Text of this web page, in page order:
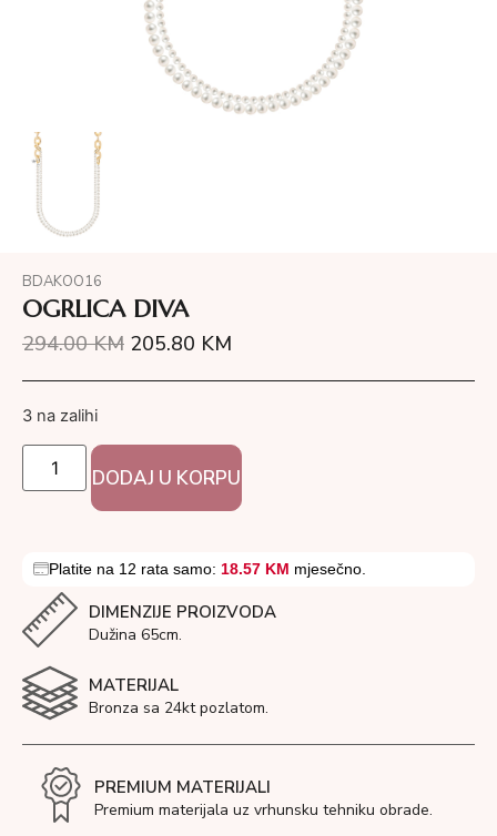
BDAKOO16
OGRLICA DIVA
294.00KM 205.80 KM
3 na zalihi
DODAJ U KORPU
Platite na 12 rata samo: 18.57 KM mjesečno.
DIMENZIJE PROIZVODA
Dužina 65cm.
MATERIJAL
Bronza sa 24kt pozlatom.
PREMIUM MATERIJALI
Premium materijala uz vrhunsku tehniku obrade.